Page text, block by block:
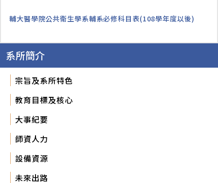
輔大醫學院公共衛生學系輔系必修科目表(108學年度以後)
系所簡介
宗旨及系所特色
教育目標及核心
大事紀要
師資人力
設備資源
未來出路